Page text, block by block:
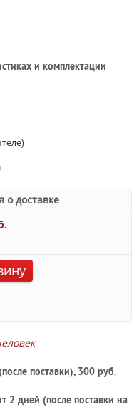
и комплектации
)
о доставке
поставки), 300 руб.
2 дней (после поставки на